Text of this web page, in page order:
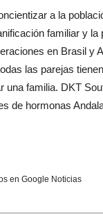
a la
familiar y
en Brasil y
las parejas
familia. DKT
de hormonas
en Google Noticias